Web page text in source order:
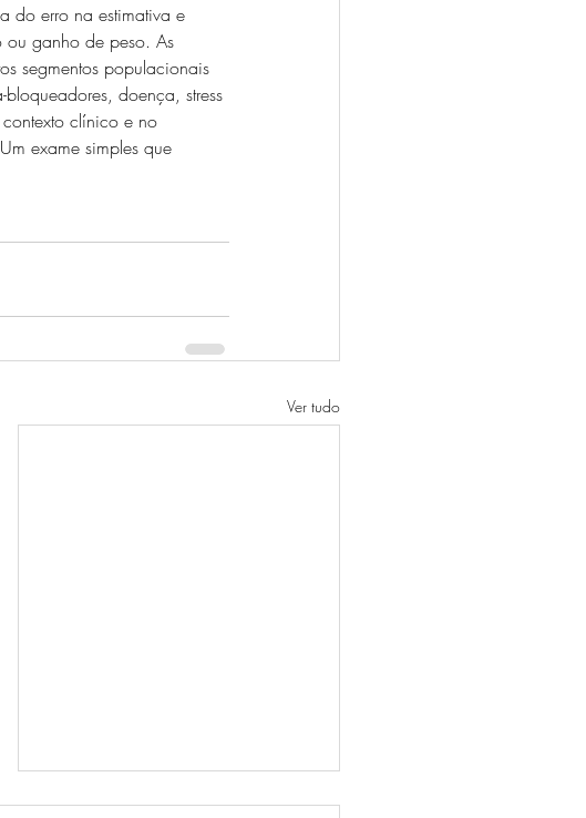
do erro na estimativa e
ou ganho de peso. As
segmentos populacionais
doença, stress
contexto clínico e no
exame simples que
Ver tudo